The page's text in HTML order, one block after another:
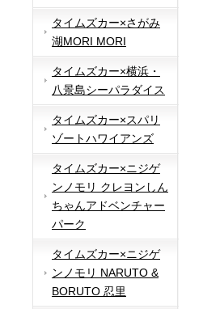
タイムズカー×さがみ
湖MORI MORI
タイムズカー×横浜・
八景島シーパラダイス
タイムズカー×スパリ
ゾートハワイアンズ
タイムズカー×ニジゲ
ンノモリ クレヨンしん
ちゃんアドベンチャー
パーク
タイムズカー×ニジゲ
ンノモリ NARUTO &
BORUTO 忍里